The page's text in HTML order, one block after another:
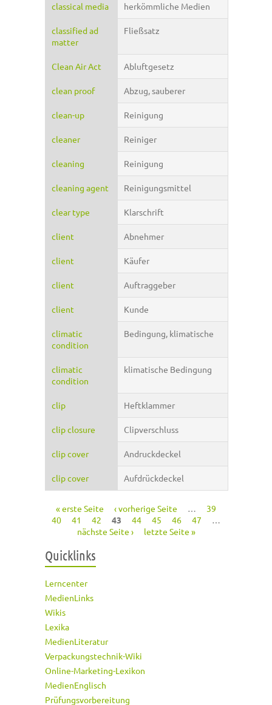
classical media herkömmliche Medien
classified ad
matter
Fließsatz
Clean Air Act Abluftgesetz
clean proof Abzug, sauberer
clean-up Reinigung
cleaner Reiniger
cleaning Reinigung
cleaning agent Reinigungsmittel
clear type Klarschrift
client Abnehmer
client Käufer
client Auftraggeber
client Kunde
climatic
condition
Bedingung, klimatische
climatic
condition
klimatische Bedingung
clip Heftklammer
clip closure Clipverschluss
clip cover Andruckdeckel
clip cover Aufdrückdeckel
Seiten
« erste Seite ‹ vorherige Seite …
39
40
41 42 43 44 45 46 47
…
nächste Seite ›
letzte Seite »
Quicklinks
Lerncenter
MedienLinks
Wikis
Lexika
MedienLiteratur
Verpackungstechnik-Wiki
Online-Marketing-Lexikon
MedienEnglisch
Prüfungsvorbereitung